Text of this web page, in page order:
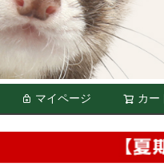
マイページ カー